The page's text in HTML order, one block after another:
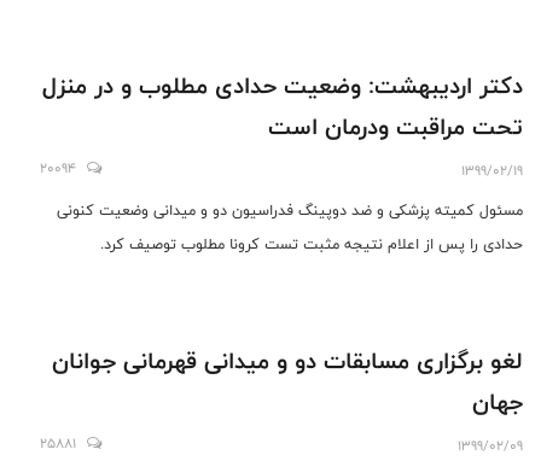
دکتر اردیبهشت: وضعیت حدادی مطلوب و در منزل
تحت مراقبت و‌درمان است
1399/02/19
20094
مسئول کمیته پزشکی و ضد دوپینگ فدراسیون دو و میدانی وضعیت کنونی
حدادی را پس از اعلام نتیجه مثبت تست کرونا مطلوب توصیف کرد.
لغو برگزاری مسابقات دو و میدانی قهرمانی جوانان
جهان
1399/02/09
25881